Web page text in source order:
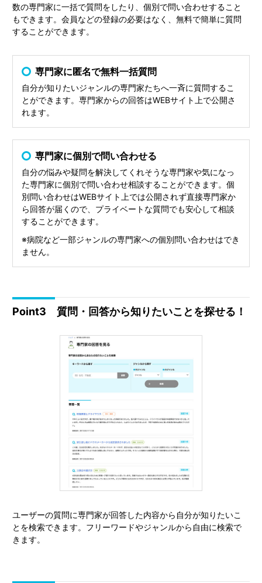
数の専門家に一括で質問をしたり、個別で問い合わせすること
もできます。会員などの登録の必要はなく、無料で簡単に質問
することができます。
専門家に匿名で無料一括質問
自分が知りたいジャンルの専門家たちへ一斉に質問するこ
とができます。専門家からの回答はWEBサイト上で公開さ
れます。
専門家に個別で問い合わせる
自分の悩みや疑問を解決してくれそうな専門家や気になっ
た専門家に個別で問い合わせ相談することができます。個
別問い合わせはWEBサイト上では公開されず直接専門家か
ら回答が届くので、プライベートな質問でも安心して相談
することができます。
※病院など一部ジャンルの専門家への個別問い合わせはでき
ません。
Point3 質問・回答から知りたいことを探せる！
ユーザーの質問に専門家が回答した内容から自分が知りたいこ
とを検索できます。フリーワードやジャンルから自由に検索で
きます。